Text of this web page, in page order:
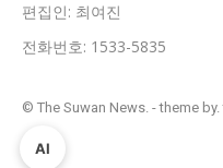
편집인: 최여진
전화번호: 1533-5835
© The Suwan News. - theme
AI